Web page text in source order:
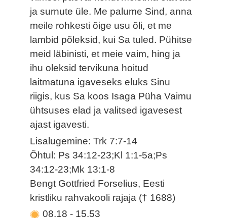
ja surnute üle. Me palume Sind, anna
meile rohkesti õige usu õli, et me
lambid põleksid, kui Sa tuled. Pühitse
meid läbinisti, et meie vaim, hing ja
ihu oleksid tervikuna hoitud
laitmatuna igaveseks eluks Sinu
riigis, kus Sa koos Isaga Püha Vaimu
ühtsuses elad ja valitsed igavesest
ajast igavesti.
Lisalugemine: Trk 7:7-14
Õhtul: Ps 34:12-23;Kl 1:1-5a;Ps
34:12-23;Mk 13:1-8
Bengt Gottfried Forselius, Eesti
kristliku rahvakooli rajaja († 1688)
08.18- 15.53